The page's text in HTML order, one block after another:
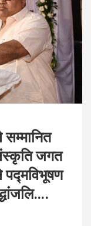
जगत
पद्मविभूषण